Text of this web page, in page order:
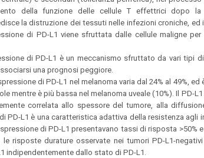
della funzione delle cellule T effettrici dopo la
la distruzione dei tessuti nelle infezioni croniche, ed
di PD-L1 viene sfruttata dalle cellule maligne
di PD-L1 è un meccanismo sfruttato da vari tipi
una prognosi peggiore.
di PD-L1 nel melanoma varia dal 24% al 49%,
mentre è più bassa nel melanoma uveale (10%). Il PD-
correlata allo spessore del tumore, alla
PD-L1 è una caratteristica adattiva della resistenza agli
di PD-L1 presentavano tassi di risposta >50%
risposte durature osservate nei tumori PD-L1-
indipendentemente dallo stato di PD-L1.